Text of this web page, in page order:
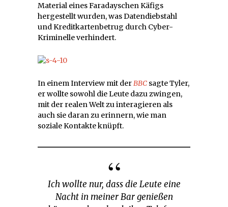
Material eines Faradayschen Käfigs
hergestellt wurden, was Datendiebstahl
und Kreditkartenbetrug durch Cyber-
Kriminelle verhindert.
In einem Interview mit derBBC sagte Tyler,
er wollte sowohl die Leute dazu zwingen,
mit der realen Welt zu interagieren als
auch sie daran zu erinnern, wie man
soziale Kontakte knüpft.
Ich wollte nur, dass die Leute eine
Nacht in meiner Bar genießen